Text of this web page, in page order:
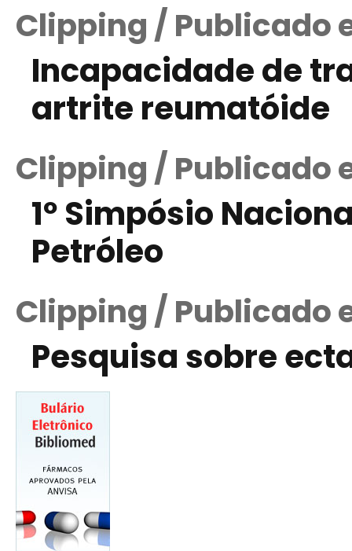
Clipping / Publicado
Incapacidade de
artrite reumatóide
Clipping / Publicado
1º Simpósio
Petróleo
Clipping / Publicado
Pesquisa sobre